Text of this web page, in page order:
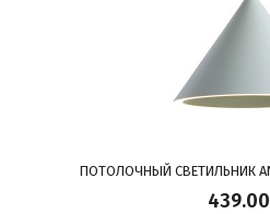
ПОТОЛОЧНЫЙ СВЕТИЛЬНИК